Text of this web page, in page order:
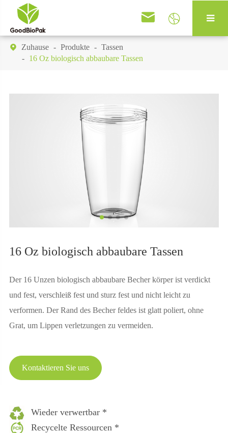
 
 Zuhause Produkte
Tassen
16 Oz biologisch abbaubare Tassen
16 Oz biologisch abbaubare Tassen
Der 16 Unzen biologisch abbaubare Becher körper ist verdickt
und fest, verschleiß fest und sturz fest und nicht leicht zu
verformen. Der Rand des Becher feldes ist glatt poliert, ohne
Grat, um Lippen verletzungen zu vermeiden.
Kontaktieren Sie uns
Wieder verwertbar *
Recycelte Ressourcen *